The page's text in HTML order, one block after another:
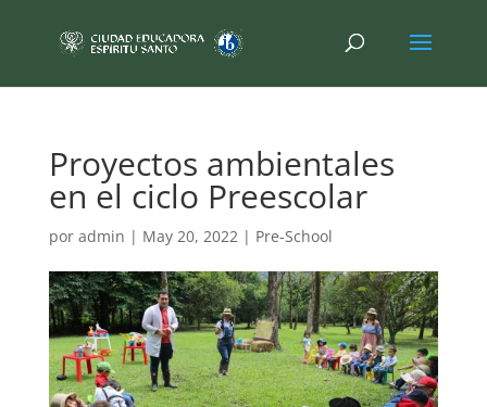
Proyectos ambientales
en el ciclo Preescolar
por admin | May 20, 2022| Pre-School